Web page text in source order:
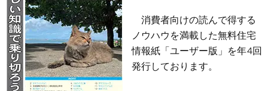
消費者向けの読んで得する
ノウハウを満載した無料住宅
情報紙「ユーザー版」を年4回
発行しております。